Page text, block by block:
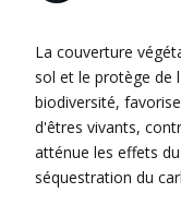
La couverture
sol et le protège de
biodiversité,
d'êtres vivants,
atténue les effets
séquestration du